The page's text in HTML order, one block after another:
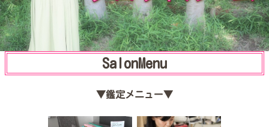
SalonMenu
▼鑑定メニュー▼